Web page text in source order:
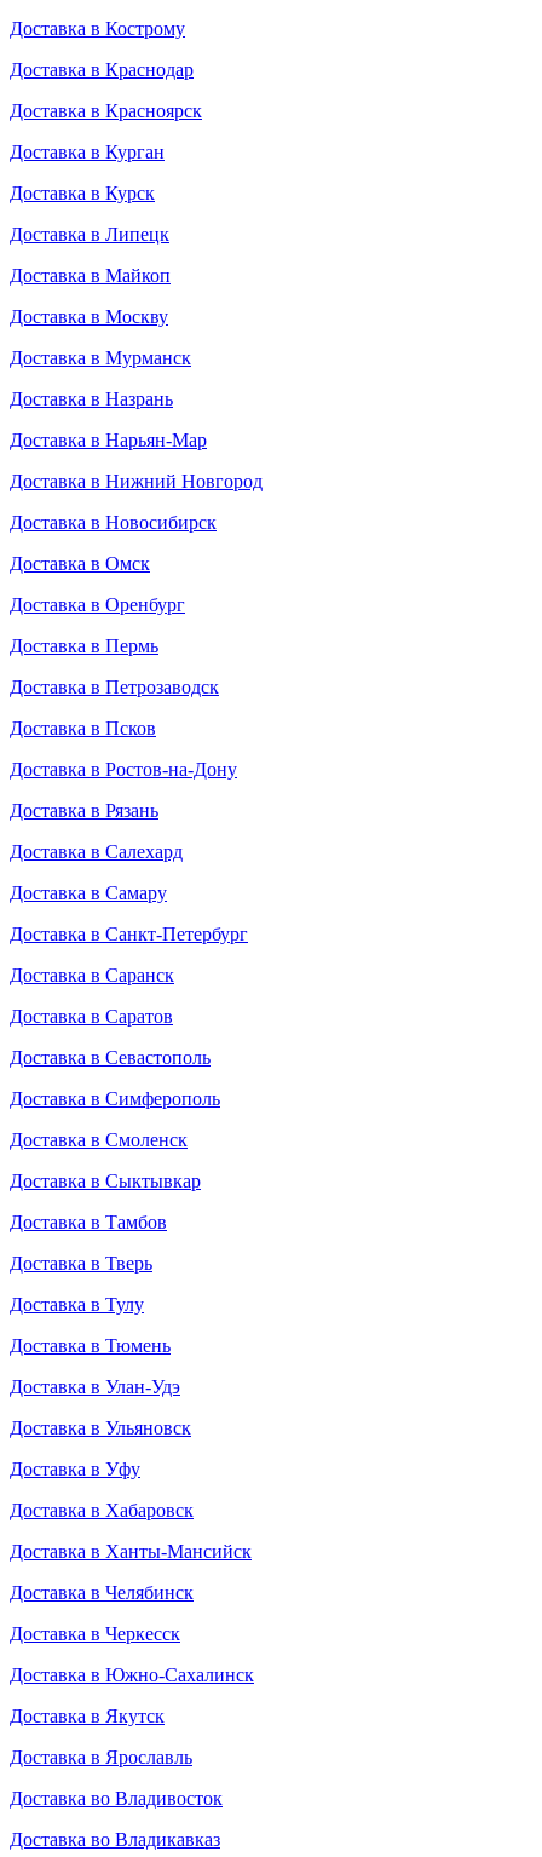
Доставка в Кострому
Доставка в Краснодар
Доставка в Красноярск
Доставка в Курган
Доставка в Курск
Доставка в Липецк
Доставка в Майкоп
Доставка в Москву
Доставка в Мурманск
Доставка в Назрань
Доставка в Нарьян-Мар
Доставка в Нижний Новгород
Доставка в Новосибирск
Доставка в Омск
Доставка в Оренбург
Доставка в Пермь
Доставка в Петрозаводск
Доставка в Псков
Доставка в Ростов-на-Дону
Доставка в Рязань
Доставка в Салехард
Доставка в Самару
Доставка в Санкт-Петербург
Доставка в Саранск
Доставка в Саратов
Доставка в Севастополь
Доставка в Симферополь
Доставка в Смоленск
Доставка в Сыктывкар
Доставка в Тамбов
Доставка в Тверь
Доставка в Тулу
Доставка в Тюмень
Доставка в Улан-Удэ
Доставка в Ульяновск
Доставка в Уфу
Доставка в Хабаровск
Доставка в Ханты-Мансийск
Доставка в Челябинск
Доставка в Черкесск
Доставка в Южно-Сахалинск
Доставка в Якутск
Доставка в Ярославль
Доставка во Владивосток
Доставка во Владикавказ